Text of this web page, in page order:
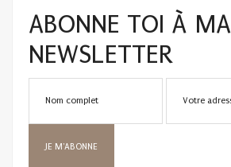
ABONNE TOI À MA
NEWSLETTER